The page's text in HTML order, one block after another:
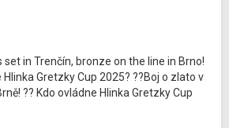
in Trenčín, bronze on the line in Brno!
Gretzky Cup 2025? ??Boj o zlato v
?? Kdo ovládne Hlinka Gretzky Cup